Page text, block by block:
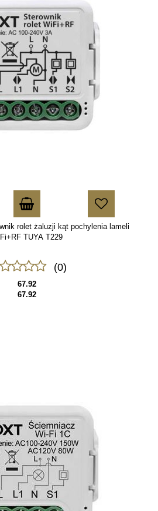
rolet żaluzji kąt pochylenia lameli
TUYA T229
(0)
67.92
67.92